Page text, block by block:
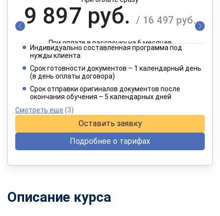
9 897 руб. / 16 497 руб.
При оплате в рассрочку на 6 месяцев
4 949 руб. / 8 249 руб.
При оплате в рассрочку на 12 месяцев
Индивидуально составленная программа под
нужды клиента
Срок готовности документов – 1 календарный день
(в день оплаты договора)
Срок отправки оригиналов документов после
окончания обучения – 5 календарных дней
Смотреть еще (3)
Оставить заявку
Подробнее о тарифах
Описание курса